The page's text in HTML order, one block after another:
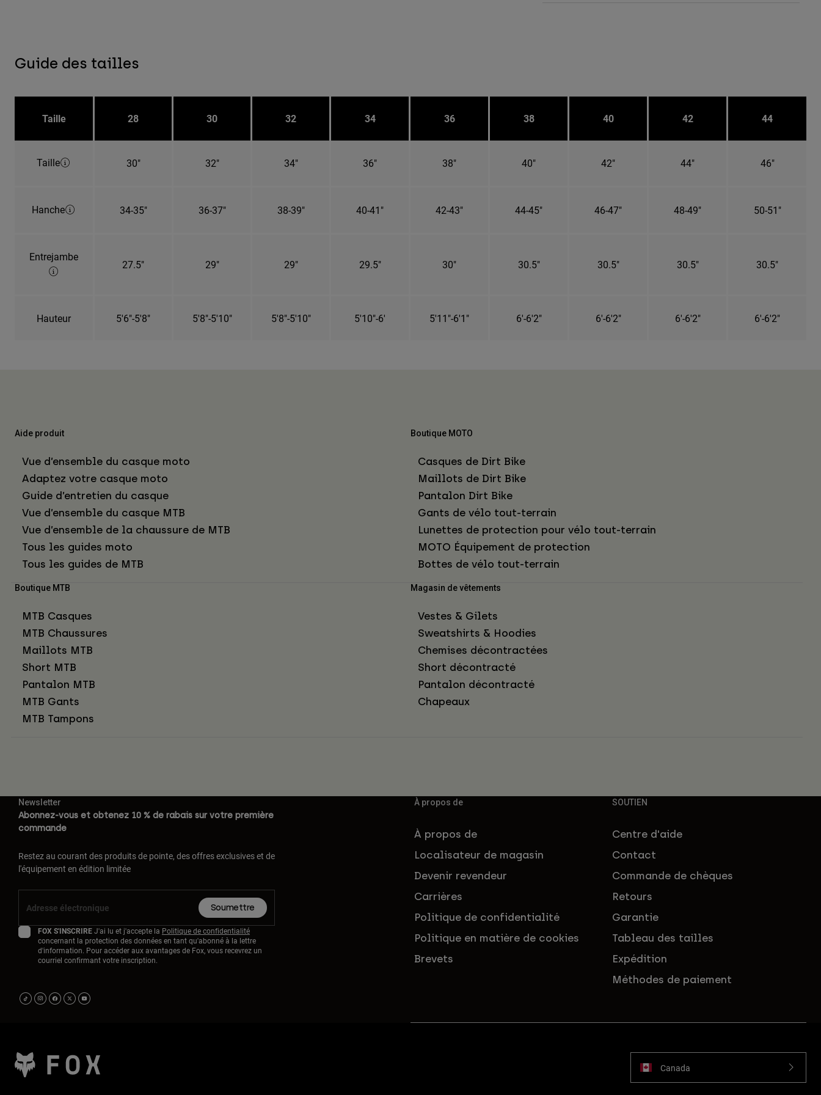
Guide des tailles
Taille 28 30 32 34 36 38 40 42 44
Taille 30" 32" 34" 36" 38" 40" 42" 44" 46"
Hanche 34-35" 36-37" 38-39" 40-41" 42-43" 44-45" 46-47" 48-49" 50-51"
Entrejambe
27.5" 29" 29" 29.5" 30" 30.5" 30.5" 30.5" 30.5"
Hauteur 5'6"-5'8" 5'8"-5'10" 5'8"-5'10" 5'10"-6' 5'11"-6'1" 6'-6'2" 6'-6'2" 6'-6'2" 6'-6'2"
Aide produit
Vue d’ensemble du casque moto
Adaptez votre casque moto
Guide d’entretien du casque
Vue d’ensemble du casque MTB
Vue d’ensemble de la chaussure de MTB
Tous les guides moto
Tous les guides de MTB
Boutique MOTO
Casques de Dirt Bike
Maillots de Dirt Bike
Pantalon Dirt Bike
Gants de vélo tout-terrain
Lunettes de protection pour vélo tout-terrain
MOTO Équipement de protection
Bottes de vélo tout-terrain
Boutique MTB
MTB Casques
MTB Chaussures
Maillots MTB
Short MTB
Pantalon MTB
MTB Gants
MTB Tampons
Magasin de vêtements
Vestes & Gilets
Sweatshirts & Hoodies
Chemises décontractées
Short décontracté
Pantalon décontracté
Chapeaux
Newsletter
Abonnez-vous et obtenez 10 % de rabais sur votre première
commande
Restez au courant des produits de pointe, des offres exclusives et de
l'équipement en édition limitée
Soumettre
FOX S'INSCRIREJ'ai lu et j'accepte la Politique de confidentialité
concernant la protection des données en tant qu'abonné à la lettre
d'information. Pour accéder aux avantages de Fox, vous recevrez un
courriel confirmant votre inscription.
À propos de
À propos de
Localisateur de magasin
Devenir revendeur
Carrières
Politique de confidentialité
Politique en matière de cookies
Brevets
SOUTIEN
Centre d'aide
Contact
Commande de chèques
Retours
Garantie
Tableau des tailles
Expédition
Méthodes de paiement
Canada